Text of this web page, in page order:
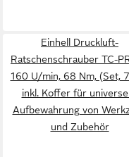
Einhell Druckluft-
Ratschenschrauber TC-
160 U/min, 68 Nm, (Set,
inkl. Koffer für
Aufbewahrung von
und Zubehör